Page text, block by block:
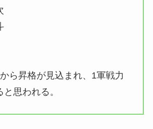
ら昇格が見込まれ、1軍戦力
思われる。